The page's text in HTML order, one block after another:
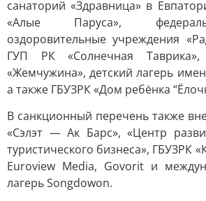
санаторий «Здравница» в
«Алые Паруса»,
оздоровительные учреждения
ГУП РК «Солнечная Таврика»,
«Жемчужина», детский лагерь
а также ГБУЗРК «Дом ребёнка
В санкционный перечень также
«Сэлэт — Ак Барс», «Центр
туристического бизнеса», ГБУЗРК
Euroview Media, Govorit и
лагерь Songdowon.